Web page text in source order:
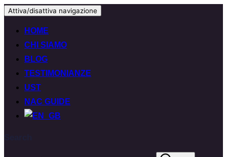
Attiva/disattiva navigazione
HOME
CHI SIAMO
BLOG
TESTIMONIANZE
UST
NAC GUIDE